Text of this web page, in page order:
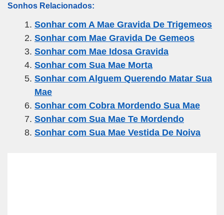
ail c
e
b
o
o
k
tt
er
e
gr
a
m
s
A
p
p
e
Sonhos Relacionados:
Sonhar com A Mae Gravida De Trigemeos
Sonhar com Mae Gravida De Gemeos
Sonhar com Mae Idosa Gravida
Sonhar com Sua Mae Morta
Sonhar com Alguem Querendo Matar Sua
Mae
Sonhar com Cobra Mordendo Sua Mae
Sonhar com Sua Mae Te Mordendo
Sonhar com Sua Mae Vestida De Noiva